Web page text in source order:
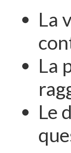
La
La
Le